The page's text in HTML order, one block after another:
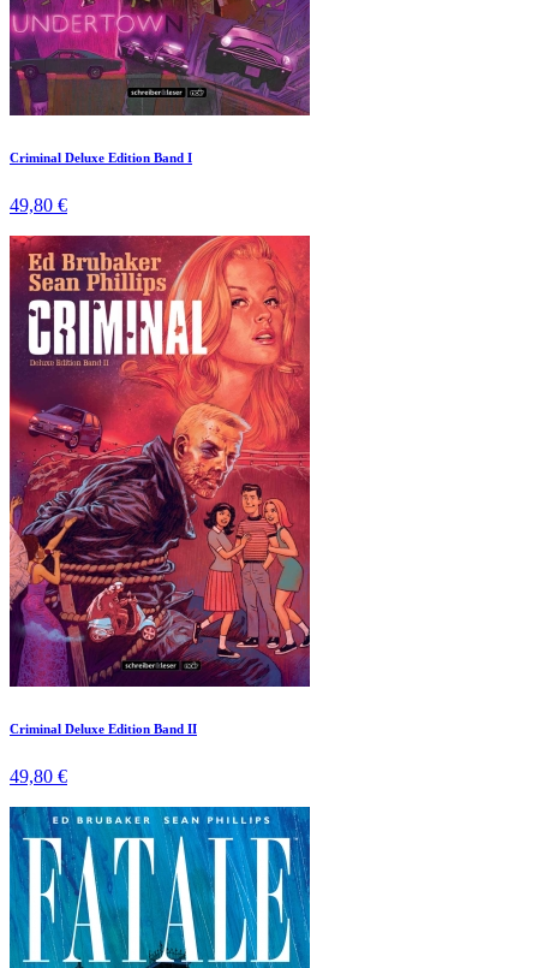
Criminal Deluxe Edition Band I
49,80 €
Criminal Deluxe Edition Band II
49,80 €